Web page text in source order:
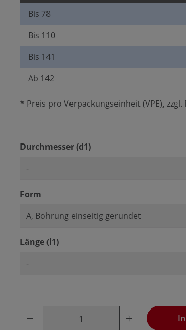
Bis 78
Bis 110
Bis 141
Ab 142
* Preis pro Verpackungseinheit (VPE),
Durchmesser (d1)auswählen
Form
Länge (l1)auswählen
Produkt Anzahl: Gib den gewünschten